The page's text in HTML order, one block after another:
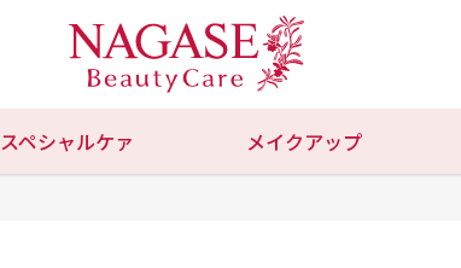
スペシャルケァ メイクアップ